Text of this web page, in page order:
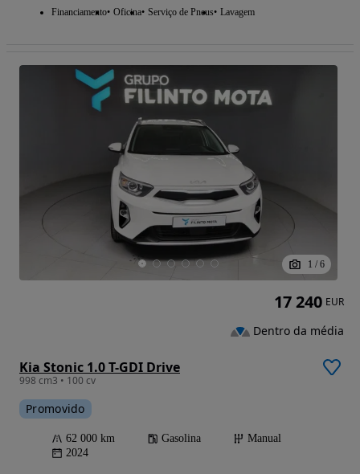
Financiamento Oficina Serviço de Pneus Lavagem
1 / 6
Kia Stonic 1.0 T-GDI Drive
998 cm3 • 100 cv
Promovido
62 000 km Gasolina
Manual
2024
17 240 EUR
Dentro da média